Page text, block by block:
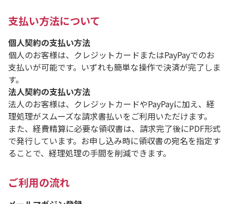
支払い方法について
個人契約の支払い方法
個人のお客様は、クレジットカードまたはPayPayでのお
支払いが可能です。いずれも簡単な操作で決済が完了しま
す。
法人契約の支払い方法
法人のお客様は、クレジットカードやPayPayに加え、経
理処理がスムーズな請求書払いをご利用いただけます。
また、経費精算に必要な領収書は、請求完了後にPDF形式
で発行しています。お申し込み時に領収書の宛名を指定す
ることで、経理処理の手間を削減できます。
ご利用の流れ